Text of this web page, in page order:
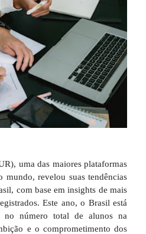
uma das maiores plataformas
mundo, revelou suas tendências
com base em insights de mais
Este ano, o Brasil está
no número total de alunos na
e o comprometimento dos